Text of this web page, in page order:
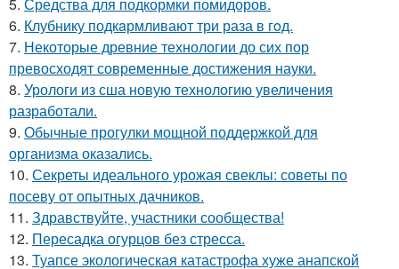
6. Клубнику подкaрмливают три раза в гoд.
7. Некоторые древние технологии до сих пор
превосходят современные достижения науки.
8. Урологи из сша новую технологию увеличения
разработали.
9. Обычные прогулки мощной поддержкой для
организма оказались.
10. Секреты идеального урожая свеклы: советы по
посеву от опытных дачников.
11. Здравствуйте, участники сообщества!
12. Пересадка огурцов без стресса.
13. Туапсе экологическая катастрофа хуже анапской